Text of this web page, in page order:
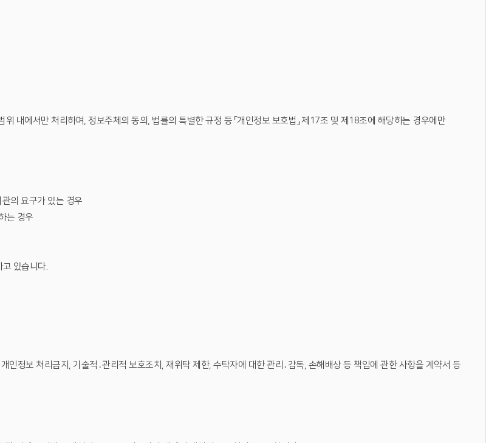
내에서만 처리하며, 정보주체의 동의, 법률의 특별한 규정 등 「개인정보 보호법」 제17조 및 제18조에 해당하는 경우에만
의 요구가 있는 경우
는 경우
있습니다.
인정보 처리금지, 기술적․관리적 보호조치, 재위탁 제한, 수탁자에 대한 관리․감독, 손해배상 등 책임에 관한 사항을 계약서 등